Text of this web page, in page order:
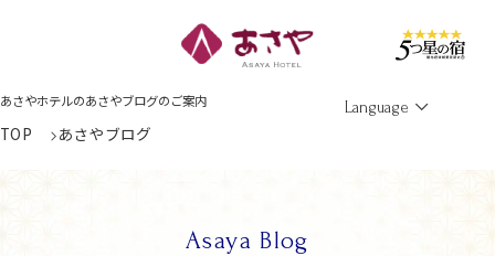
あさやホテルのあさやブログのご案内 Language
TOP あさやブログ
Asaya Blog